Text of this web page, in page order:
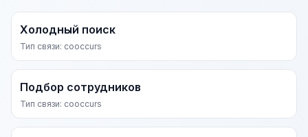
Холодный поиск
Тип связи: cooccurs
Подбор сотрудников
Тип связи: cooccurs